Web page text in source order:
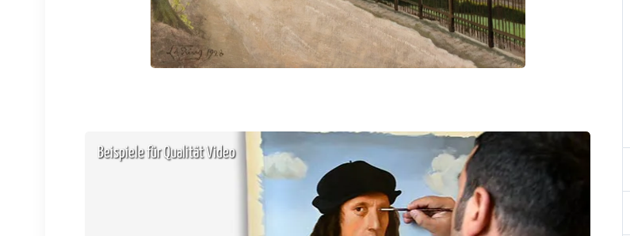
Beispiele für Qualität Video